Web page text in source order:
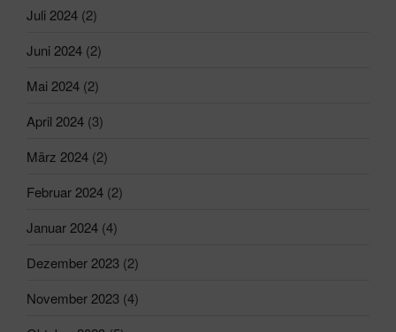
Juli 2024 (2)
Juni 2024 (2)
Mai 2024 (2)
April 2024 (3)
März 2024 (2)
Februar 2024 (2)
Januar 2024 (4)
Dezember 2023 (2)
November 2023 (4)